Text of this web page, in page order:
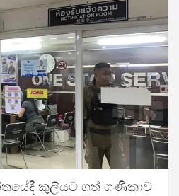
කුලියට ගත් ගණිකාව